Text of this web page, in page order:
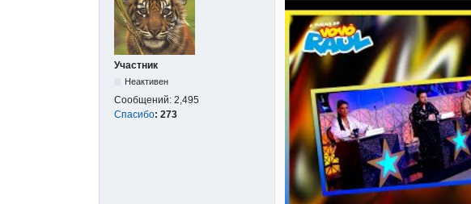
Участник
Неактивен
Сообщений: 2,495
Спасибо: 273